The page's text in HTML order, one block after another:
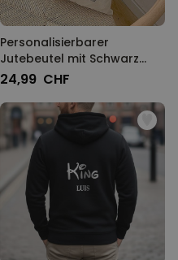
Personalisierbarer
Jutebeutel mit Schwarz
Weiß Fotos und Text
24,99 CHF